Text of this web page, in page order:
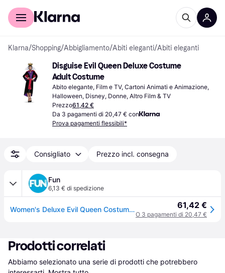
Per il tuo shopping
Klarna/Shopping/Abbigliamento/Abiti eleganti/Abiti eleganti
Disguise Evil Queen Deluxe Costume
Adult Costume
Abito elegante, Film e TV, Cartoni Animati e Animazione,
Halloween, Disney, Donne, Altro Film & TV
Prezzo61,42 €
Da 3 pagamenti di 20,47 € con
Prova pagamenti flessibili*
Consigliato Prezzo incl. consegna
Fun
6,13 € di spedizione
Women's Deluxe Evil Queen Costume Dress | Disney Costumes 61,42 €
O 3 pagamenti di 20,47 €
Prodotti correlati
Abbiamo selezionato una serie di prodotti che potrebbero